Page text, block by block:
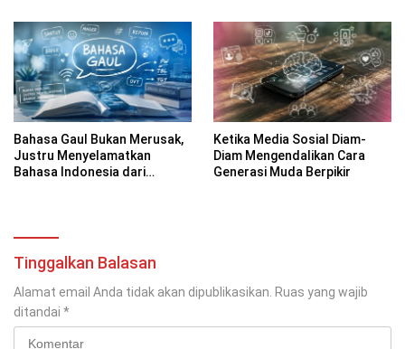
Bahasa Gaul Bukan Merusak,
Justru Menyelamatkan
Bahasa Indonesia dari
Ketika Media Sosial Diam-
Diam Mengendalikan Cara
Generasi Muda Berpikir
Tinggalkan Balasan
Alamat email Anda tidak akan dipublikasikan. Ruas yang wajib
ditandai *